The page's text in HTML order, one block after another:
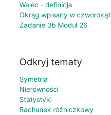
Walec - definicja
Okrąg wpisany w czworokąt
Zadanie 3b Moduł 26
Odkryj tematy
Symetria
Nierówności
Statystyki
Rachunek różniczkowy